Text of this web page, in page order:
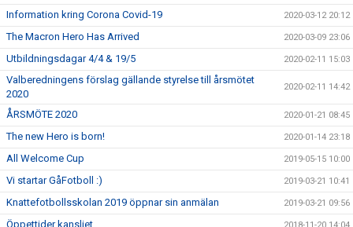
Information kring Corona Covid-19 2020-03-12 20:12
The Macron Hero Has Arrived 2020-03-09 23:06
Utbildningsdagar 4/4 & 19/5 2020-02-11 15:03
Valberedningens förslag gällande styrelse till årsmötet
2020
2020-02-11 14:42
ÅRSMÖTE 2020 2020-01-21 08:45
The new Hero is born! 2020-01-14 23:18
All Welcome Cup 2019-05-15 10:00
Vi startar GåFotboll :) 2019-03-21 10:41
Knattefotbollsskolan 2019 öppnar sin anmälan 2019-03-21 09:56
Öppettider kansliet